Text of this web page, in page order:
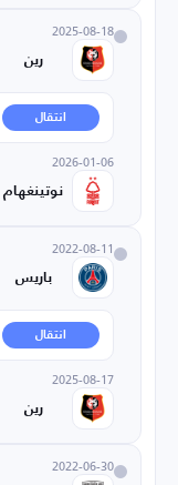
2025-08-18
رين
انتقال
2026-01-06
نوتينغهام
2022-08-11
باريس
انتقال
2025-08-17
رين
2022-06-30